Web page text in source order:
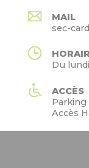
MAIL
sec-
Du
ACCÈS
Parking
Accès